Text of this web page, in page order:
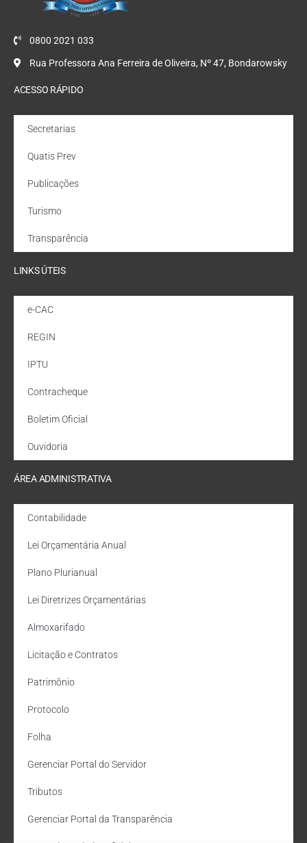
0800 2021 033
Rua Professora Ana Ferreira de Oliveira, Nº 47, Bondarowsky
ACESSO RÁPIDO
Secretarias
Quatis Prev
Publicações
Turismo
Transparência
LINKS ÚTEIS
e-CAC
REGIN
IPTU
Contracheque
Boletim Oficial
Ouvidoria
ÁREA ADMINISTRATIVA
Contabilidade
Lei Orçamentária Anual
Plano Plurianual
Lei Diretrizes Orçamentárias
Almoxarifado
Licitação e Contratos
Patrimônio
Protocolo
Folha
Gerenciar Portal do Servidor
Tributos
Gerenciar Portal da Transparência